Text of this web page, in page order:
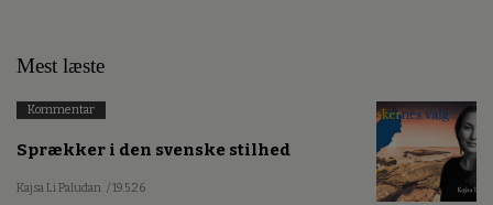
Mest læste
Kommentar
Sprækker i den svenske stilhed
Kajsa Li Paludan / 19.5.26